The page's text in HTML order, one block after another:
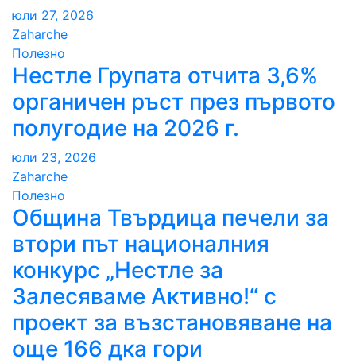
юли 27, 2026
Zaharche
Полезно
Нестле Групата отчита 3,6%
органичен ръст през първото
полугодие на 2026 г.
юли 23, 2026
Zaharche
Полезно
Община Твърдица печели за
втори път националния
конкурс „Нестле за
Залесяваме Активно!“ с
проект за възстановяване на
още 166 дка гори